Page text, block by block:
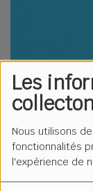
Les
Nous utilisons
fonctionnalités
l'expérience de